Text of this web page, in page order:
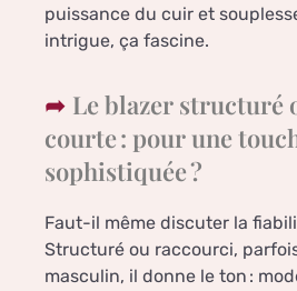
puissance du cuir et
intrigue, ça fascine.
Le blazer structuré
courte : pour une
sophistiquée ?
Faut-il même discuter la
Structuré ou raccourci,
masculin, il donne le ton :